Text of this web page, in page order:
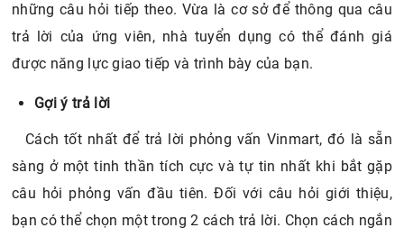
những câu hỏi tiếp theo. Vừa là cơ sở để thông qua câu
trả lời của ứng viên, nhà tuyển dụng có thể đánh giá
được năng lực giao tiếp và trình bày của bạn.
Gợi ý trả lời
Cách tốt nhất để trả lời phỏng vấn Vinmart, đó là sẵn
sàng ở một tinh thần tích cực và tự tin nhất khi bắt gặp
câu hỏi phỏng vấn đầu tiên. Đối với câu hỏi giới thiệu,
bạn có thể chọn một trong 2 cách trả lời. Chọn cách ngắn